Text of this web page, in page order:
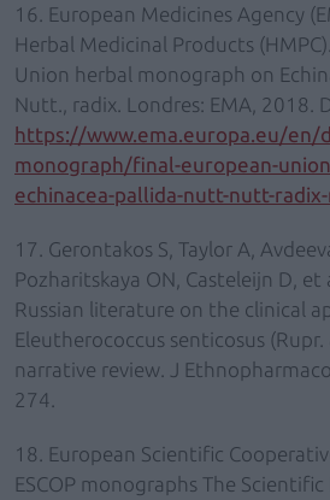
16. European Medicines Agency
Herbal Medicinal Products
Union herbal monograph on
Nutt., radix. Londres: EMA, 2018.
https://www.ema.europa.eu/en/
monograph/final-european-
echinacea-pallida-nutt-nutt-
17. Gerontakos S, Taylor A,
Pozharitskaya ON, Casteleijn D, et
Russian literature on the clinical
Eleutherococcus senticosus
narrative review. J
274.
18. European Scientific
ESCOP monographs The